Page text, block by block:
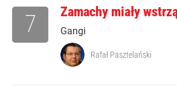
Zamachy miały
Gangi
7
Rafał Pasztelański